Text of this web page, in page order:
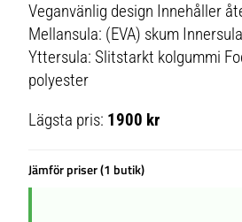
Veganvänlig design Innehåller
Mellansula: (EVA) skum
Yttersula: Slitstarkt kolgummi
polyester
Lägsta pris: 1900 kr
Jämför priser (1 butik)